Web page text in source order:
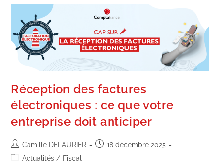
Réception des factures
électroniques : ce que votre
entreprise doit anticiper
Camille DELAURIER
18 décembre 2025
Actualités / Fiscal